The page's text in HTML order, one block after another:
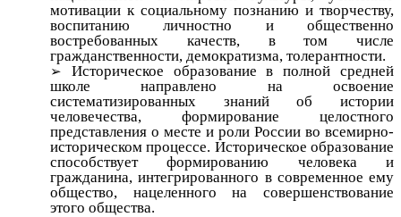
мотивации к социальному познанию и творчеству,
воспитанию личностно и общественно
востребованных качеств, в том числе
гражданственности, демократизма, толерантности.
Историческое образование в полной средней
школе направлено на освоение
систематизированных знаний об истории
человечества, формирование целостного
представления о месте и роли России во всемирно-
историческом процессе. Историческое образование
способствует формированию человека и
гражданина, интегрированного в современное ему
общество, нацеленного на совершенствование
этого общества.